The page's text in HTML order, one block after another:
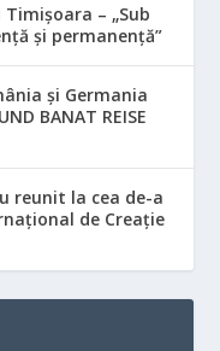
– „Sub
și permanență”
și Germania
BANAT REISE
reunit la cea de-a
de Creație